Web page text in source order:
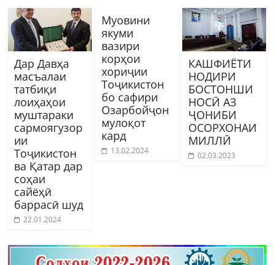
Дар Давҳа
масъалаи
татбиқи
лоиҳаҳои
муштараки
сармоягузор
ии
Тоҷикистон
ва Қатар дар
соҳаи
сайёҳӣ
баррасӣ шуд
22.01.2024
Муовини
якуми
вазири
корҳои
хориҷии
Тоҷикистон
бо сафири
Озарбойҷон
мулоқот
кард
13.02.2024
КАШФИЁТИ
НОДИРИ
БОСТОНШИ
НОСӢ АЗ
ҶОНИБИ
ОСОРХОНАИ
МИЛЛӢ
02.03.2023